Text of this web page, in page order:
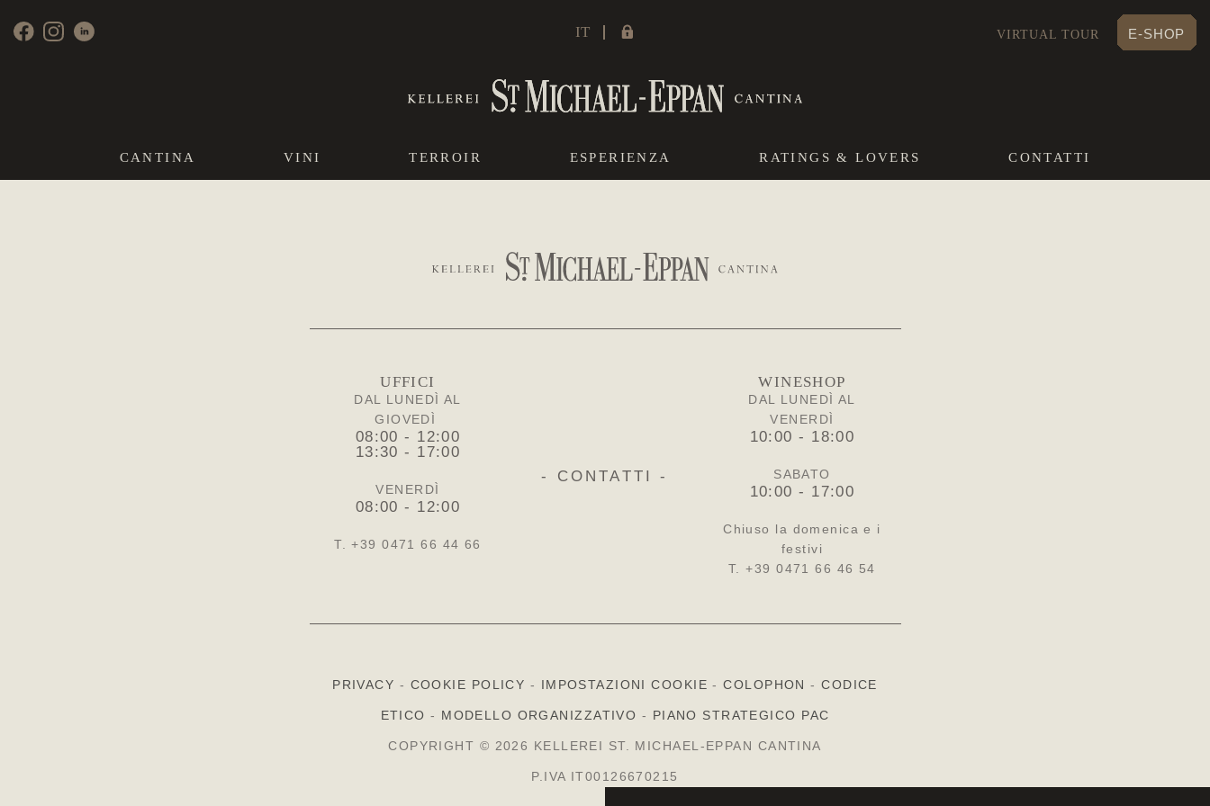
IT VIRTUAL TOUR E-SHOP
CANTINA VINI TERROIR ESPERIENZA RATINGS & LOVERS CONTATTI
UFFICI
DAL LUNEDÌ AL
GIOVEDÌ
08:00 - 12:00
13:30 - 17:00
VENERDÌ
08:00 - 12:00
T. +39 0471 66 44 66
- CONTATTI -
WINESHOP
DAL LUNEDÌ AL
VENERDÌ
10:00 - 18:00
SABATO
10:00 - 17:00
Chiuso la domenica e i
festivi
T. +39 0471 66 46 54
PRIVACY - COOKIE POLICY - IMPOSTAZIONI COOKIE -COLOPHON -CODICE
ETICO - MODELLO ORGANIZZATIVO - PIANO STRATEGICO PAC
COPYRIGHT © 2026 KELLEREI ST. MICHAEL-EPPAN CANTINA
P.IVA IT00126670215